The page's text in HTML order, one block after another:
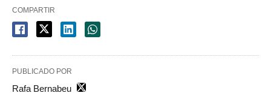
COMPARTIR
PUBLICADO POR
Rafa Bernabeu